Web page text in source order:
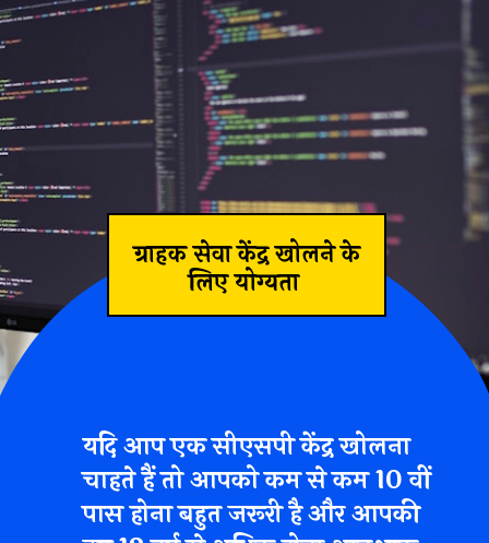
ग्राहक सेवा केंद्र खोलने के
लिए योग्यता
यदि आप एक सीएसपी केंद्र खोलना
चाहते हैं तो आपको कम से कम 10 वीं
पास होना बहुत जरूरी है औरआपकी